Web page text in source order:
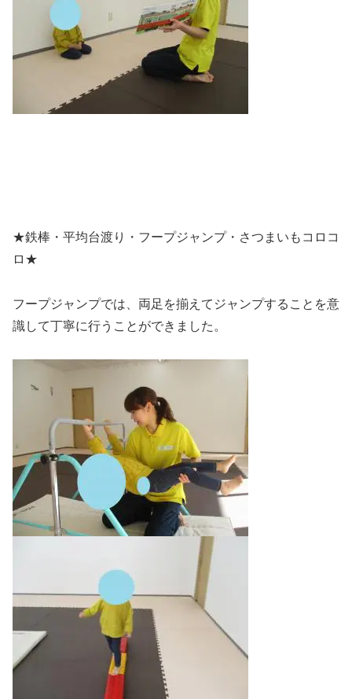
★鉄棒・平均台渡り・フープジャンプ・さつまいもコロコ
ロ★
フープジャンプでは、両足を揃えてジャンプすることを意
識して丁寧に行うことができました。